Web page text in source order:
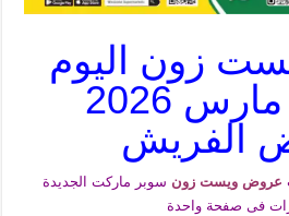
زون اليوم
الاحد 8 مارس 2026
الفريش
عروض ويست زون سوبر ماركت الجديدة
فى صفحة واحدة